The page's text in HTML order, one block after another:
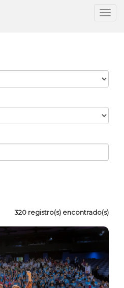
320 registro(s) encontrado(s)